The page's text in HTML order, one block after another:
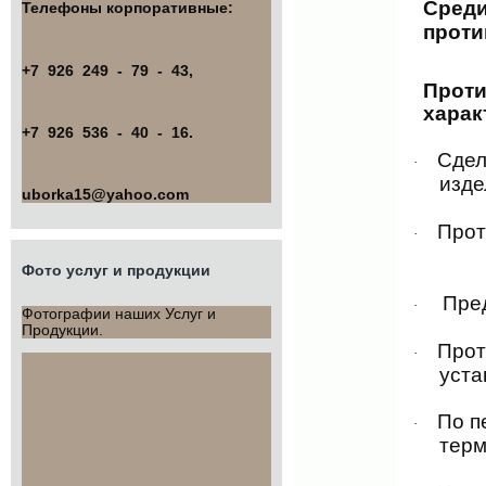
·
·
·
·
·
По
Телефоны корпоративные:
+7 926 249 - 79 - 43,
+7 926 536 - 40 - 16.
uborka15@yahoo.com
Фото услуг и продукции
Фотографии наших Услуг и
Продукции.